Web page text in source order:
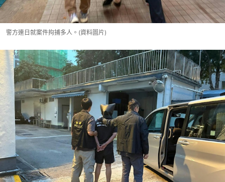
警方連日就案件拘捕多人。(資料圖片)